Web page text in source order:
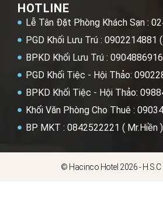
HOTLINE
Lễ Tân Đặt Phòng Khách Sạn :
PGD Khối Lưu Trú : 0902214881
BPKD Khối Lưu Trú :
PGD Khối Tiệc - Hội Thảo:
BPKD Khối Tiệc - Hội Thảo:
Khối Văn Phòng Cho Thuê :
BP MKT : 0842522221 ( Mr.Hiền )
© Hacinco Hotel 2026 - H.S.C